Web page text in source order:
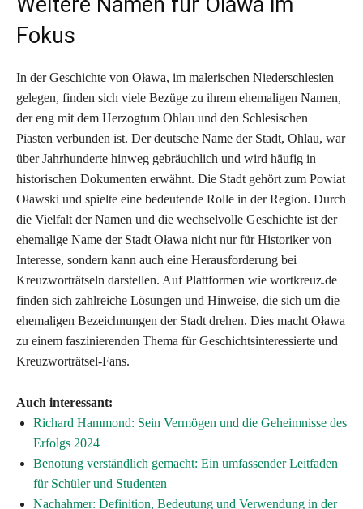
Fokus
In der Geschichte von Oława, im malerischen Niederschlesien
gelegen, finden sich viele Bezüge zu ihrem ehemaligen Namen,
der eng mit dem Herzogtum Ohlau und den Schlesischen
Piasten verbunden ist. Der deutsche Name der Stadt, Ohlau, war
über Jahrhunderte hinweg gebräuchlich und wird häufig in
historischen Dokumenten erwähnt. Die Stadt gehört zum Powiat
Oławski und spielte eine bedeutende Rolle in der Region. Durch
die Vielfalt der Namen und die wechselvolle Geschichte ist der
ehemalige Name der Stadt Oława nicht nur für Historiker von
Interesse, sondern kann auch eine Herausforderung bei
Kreuzworträtseln darstellen. Auf Plattformen wie wortkreuz.de
finden sich zahlreiche Lösungen und Hinweise, die sich um die
ehemaligen Bezeichnungen der Stadt drehen. Dies macht Oława
zu einem faszinierenden Thema für Geschichtsinteressierte und
Kreuzworträtsel-Fans.
Auch interessant:
Richard Hammond: Sein Vermögen und die Geheimnisse des
Erfolgs 2024
Benotung verständlich gemacht: Ein umfassender Leitfaden
für Schüler und Studenten
Nachahmer: Definition, Bedeutung und Verwendung in der